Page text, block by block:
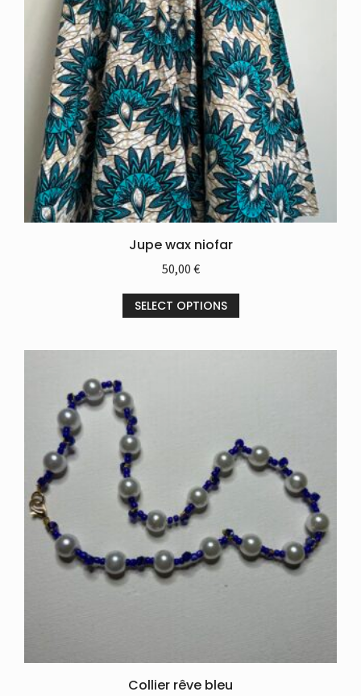
Jupe wax niofar
50,00 €
SELECT OPTIONS
Collier rêve bleu